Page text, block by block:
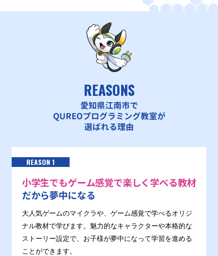
REASONS
愛知県江南市で
QUREOプログラミング教室が
選ばれる理由
REASON 1
小学生でもゲーム感覚で楽しく学べる教材
だから夢中になる
大人気ゲームのマイクラや、ゲーム感覚で学べるオリジ
ナル教材で学びます。魅力的なキャラクターや本格的な
ストーリー設定で、お子様が夢中になって学習を進める
ことができます。